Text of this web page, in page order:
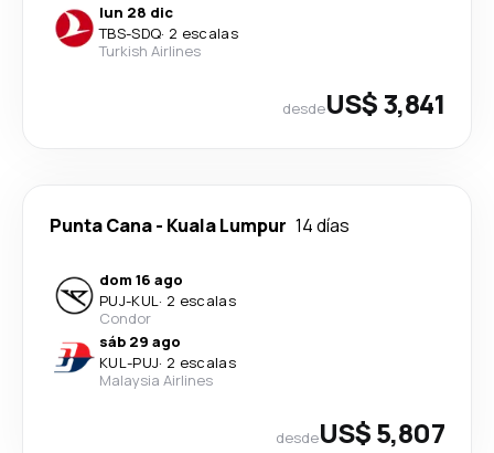
lun 28 dic
TBS-SDQ· 2 escalas
Turkish Airlines
desdeUS$ 3,841
Punta Cana- Kuala Lumpur 14 días
dom 16 ago
PUJ-KUL· 2 escalas
Condor
sáb 29 ago
KUL-PUJ· 2 escalas
Malaysia Airlines
desdeUS$ 5,807